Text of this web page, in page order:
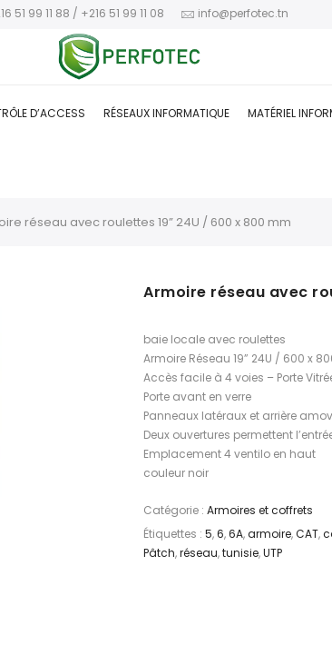
51 99 11 88 / +216 51 99 11 08 info@perfotec.tn
D’ACCESS RÉSEAUX INFORMATIQUE MATÉRIEL
réseau avec roulettes 19” 24U / 600 x 800 mm
Armoire réseau avec
baie locale avec roulettes
Armoire Réseau 19” 24U / 600 x
Accès facile à 4 voies – Porte
Porte avant en verre
Panneaux latéraux et arrière
Deux ouvertures permettent
Emplacement 4 ventilo en haut
couleur noir
Catégorie : Armoires et coffrets
Étiquettes : 5,6,6A,armoire,CAT,
Pâtch,réseau,tunisie,UTP